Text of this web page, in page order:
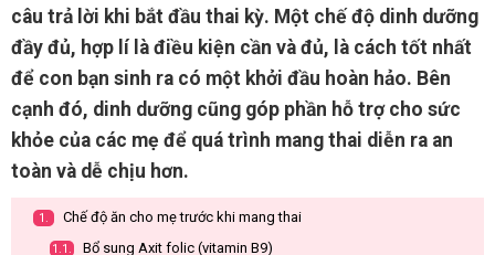
câu trả lời khi bắt đầu thai kỳ. Một chế độ dinh dưỡng
đầy đủ, hợp lí là điều kiện cần và đủ, là cách tốt nhất
để con bạn sinh ra có một khởi đầu hoàn hảo. Bên
cạnh đó, dinh dưỡng cũng góp phần hỗ trợ cho sức
khỏe của các mẹ để quá trình mang thai diễn ra an
toàn và dễ chịu hơn.
1. Chế độ ăn cho mẹ trước khi mang thai
1.1. Bổ sung Axit folic (vitamin B9)